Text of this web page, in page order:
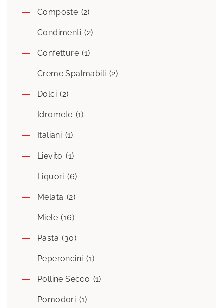
Composte (2)
Condimenti (2)
Confetture (1)
Creme Spalmabili (2)
Dolci (2)
Idromele (1)
Italiani (1)
Lievito (1)
Liquori (6)
Melata (2)
Miele (16)
Pasta (30)
Peperoncini (1)
Polline Secco (1)
Pomodori (1)